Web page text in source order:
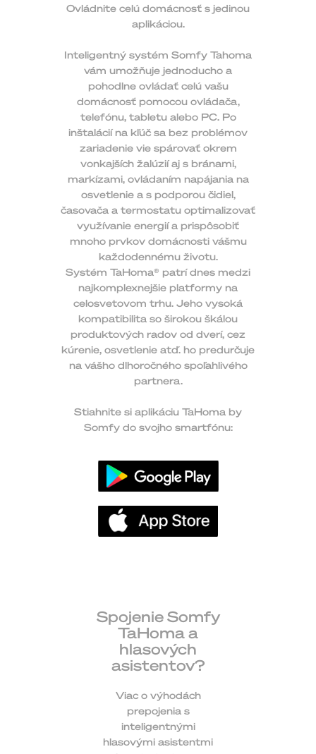
Ovládnite celú domácnosť s jedinou
aplikáciou.
Inteligentný systém Somfy Tahoma
vám umožňuje jednoducho a
pohodlne ovládať celú vašu
domácnosť pomocou ovládača,
telefónu, tabletu alebo PC. Po
inštalácií na kľúč sa bez problémov
zariadenie vie spárovať okrem
vonkajších žalúzií aj s bránami,
markízami, ovládaním napájania na
osvetlenie a s podporou čidiel,
časovača a termostatu optimalizovať
využívanie energií a prispôsobiť
mnoho prvkov domácnosti vášmu
každodennému životu.
Systém TaHoma® patrí dnes medzi
najkomplexnejšie platformy na
celosvetovom trhu. Jeho vysoká
kompatibilita so širokou škálou
produktových radov od dverí, cez
kúrenie, osvetlenie atď. ho predurčuje
na vášho dlhoročného spoľahlivého
partnera.
Stiahnite si aplikáciu TaHoma by
Somfy do svojho smartfónu:
Spojenie Somfy
TaHoma a
hlasových
asistentov?
Viac o výhodách
prepojenia s
inteligentnými
hlasovými asistentmi